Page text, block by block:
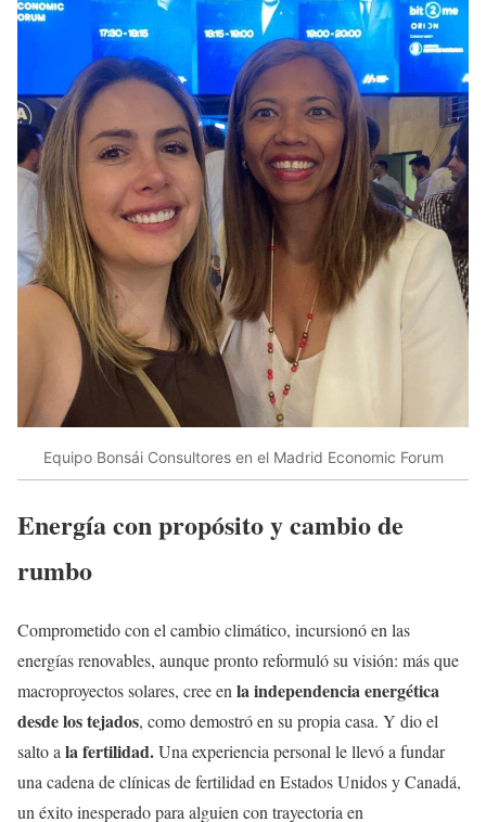
Equipo Bonsái Consultores en el Madrid Economic Forum
Energía con propósito y cambio de
rumbo
Comprometido con el cambio climático, incursionó en las
energías renovables, aunque pronto reformuló su visión: más que
macroproyectos solares, cree en la independencia energética
desde los tejados, como demostró en su propia casa. Y dio el
salto a la fertilidad.Una experiencia personal le llevó a fundar
una cadena de clínicas de fertilidad en Estados Unidos y Canadá,
un éxito inesperado para alguien con trayectoria en